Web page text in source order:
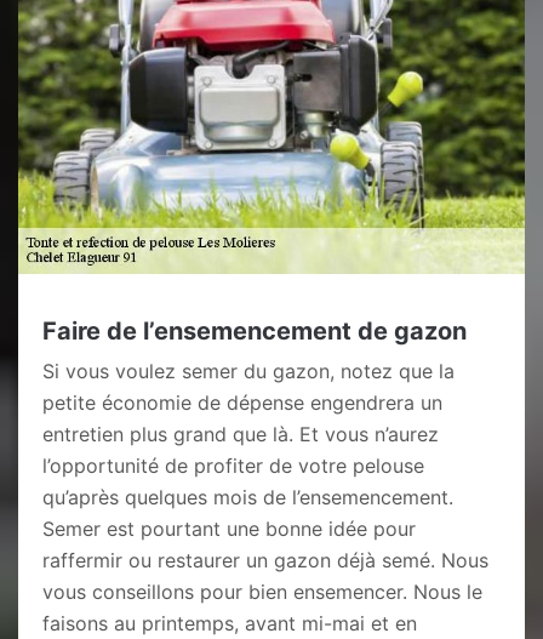
Faire de l’ensemencement de gazon
Si vous voulez semer du gazon, notez que la
petite économie de dépense engendrera un
entretien plus grand que là. Et vous n’aurez
l’opportunité de profiter de votre pelouse
qu’après quelques mois de l’ensemencement.
Semer est pourtant une bonne idée pour
raffermir ou restaurer un gazon déjà semé. Nous
vous conseillons pour bien ensemencer. Nous le
faisons au printemps, avant mi-mai et en